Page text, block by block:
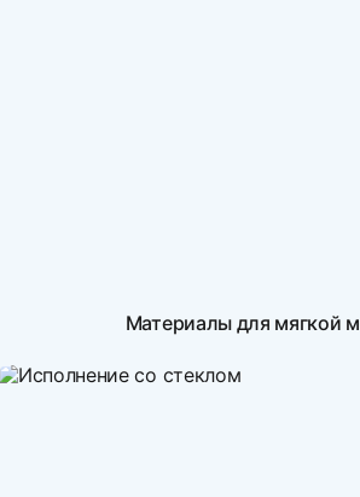
Материалы для мягкой